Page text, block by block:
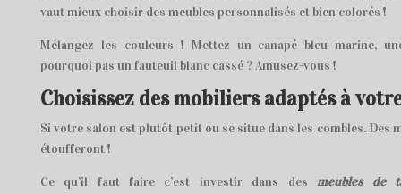
vaut mieux choisir des meubles personnalisés et bien colorés !
Mélangez les couleurs ! Mettez un canapé bleu marine,
pourquoi pas un fauteuil blanc cassé ? Amusez-vous !
Choisissez des mobiliers adaptés à
Si votre salon est plutôt petit ou se situe dans les combles. Des
étoufferont !
Ce qu’il faut faire c’est investir dans desmeubles de